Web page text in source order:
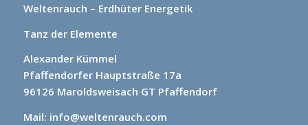
Weltenrauch – Erdhüter Energetik
Tanz der Elemente
Alexander Kümmel
Pfaffendorfer Hauptstraße 17a
96126 Maroldsweisach GT Pfaffendorf
Mail: info@weltenrauch.com